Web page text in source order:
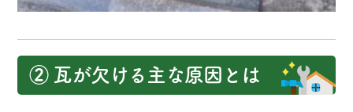
② 瓦が欠ける主な原因とは